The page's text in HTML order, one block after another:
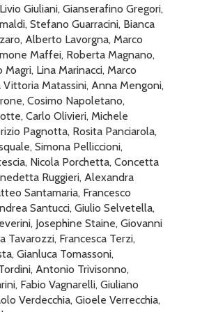
Giuliani, Gianserafino Gregori,
Stefano Guarracini, Bianca
Alberto Lavorgna, Marco
Maffei, Roberta Magnano,
Magri, Lina Marinacci, Marco
Vittoria Matassini, Anna Mengoni,
Cosimo Napoletano,
Carlo Olivieri, Michele
Pagnotta, Rosita Panciarola,
Simona Pelliccioni,
Nicola Porchetta, Concetta
Ruggieri, Alexandra
Santamaria, Francesco
Santucci, Giulio Selvetella,
Josephine Staine, Giovanni
Tavarozzi, Francesca Terzi,
Gianluca Tomassoni,
Antonio Trivisonno,
Fabio Vagnarelli, Giuliano
Verdecchia, Gioele Verrecchia,